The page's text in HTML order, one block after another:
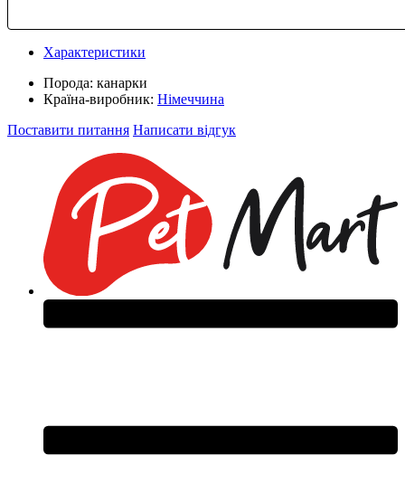
Характеристики
Порода: канарки
Країна-виробник: Німеччина
Поставити питання Написати відгук